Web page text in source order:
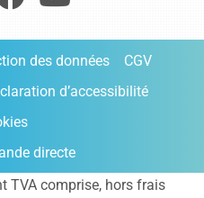
des données
CGV
d’accessibilité
directe
TVA comprise, hors frais